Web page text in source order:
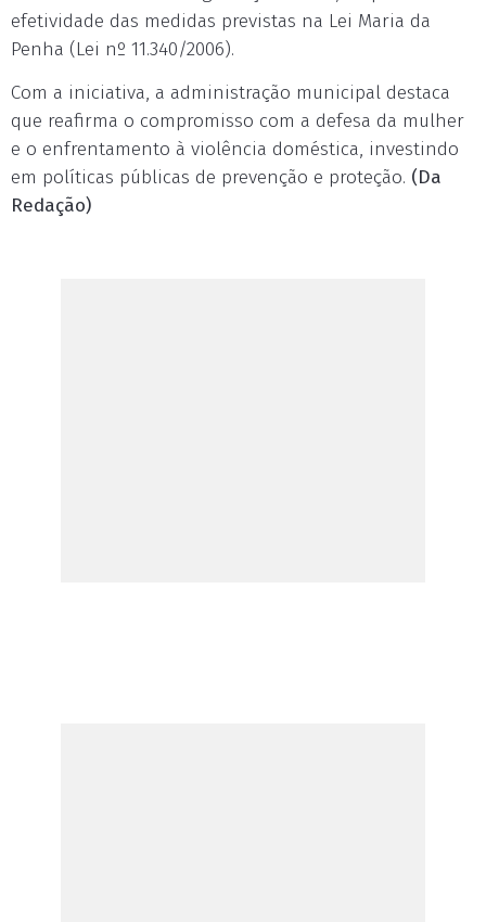
efetividade das medidas previstas na Lei Maria da
Penha (Lei nº 11.340/2006).
Com a iniciativa, a administração municipal destaca
que reafirma o compromisso com a defesa da mulher
e o enfrentamento à violência doméstica, investindo
em políticas públicas de prevenção e proteção. (Da
Redação)